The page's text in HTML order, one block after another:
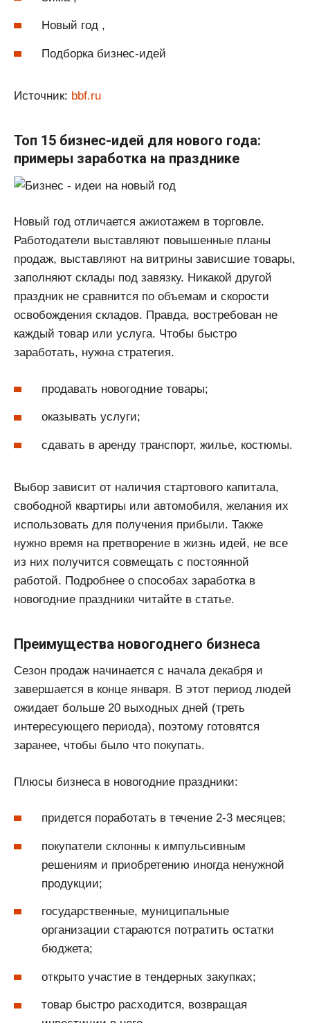
Новый год ,
Подборка бизнес-идей
Источник: bbf.ru
Топ 15 бизнес-идей для нового года:
примеры заработка на празднике
Новый год отличается ажиотажем в торговле.
Работодатели выставляют повышенные планы
продаж, выставляют на витрины зависшие товары,
заполняют склады под завязку. Никакой другой
праздник не сравнится по объемам и скорости
освобождения складов. Правда, востребован не
каждый товар или услуга. Чтобы быстро
заработать, нужна стратегия.
продавать новогодние товары;
оказывать услуги;
сдавать в аренду транспорт, жилье, костюмы.
Выбор зависит от наличия стартового капитала,
свободной квартиры или автомобиля, желания их
использовать для получения прибыли. Также
нужно время на претворение в жизнь идей, не все
из них получится совмещать с постоянной
работой. Подробнее о способах заработка в
новогодние праздники читайте в статье.
Преимущества новогоднего бизнеса
Сезон продаж начинается с начала декабря и
завершается в конце января. В этот период людей
ожидает больше 20 выходных дней (треть
интересующего периода), поэтому готовятся
заранее, чтобы было что покупать.
Плюсы бизнеса в новогодние праздники:
придется поработать в течение 2-3 месяцев;
покупатели склонны к импульсивным
решениям и приобретению иногда ненужной
продукции;
государственные, муниципальные
организации стараются потратить остатки
бюджета;
открыто участие в тендерных закупках;
товар быстро расходится, возвращая